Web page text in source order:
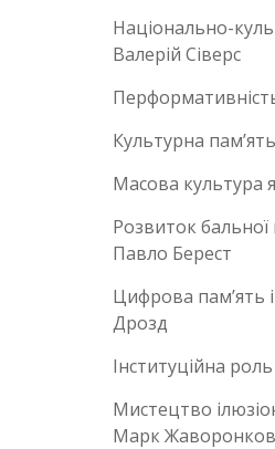
Національно-
Валерій Сіверс
Культурна
Масова культура
Розвиток
Павло Берест
Цифрова пам’ять
Дрозд
Інституційна
Мистецтво
Марк Жаворонков